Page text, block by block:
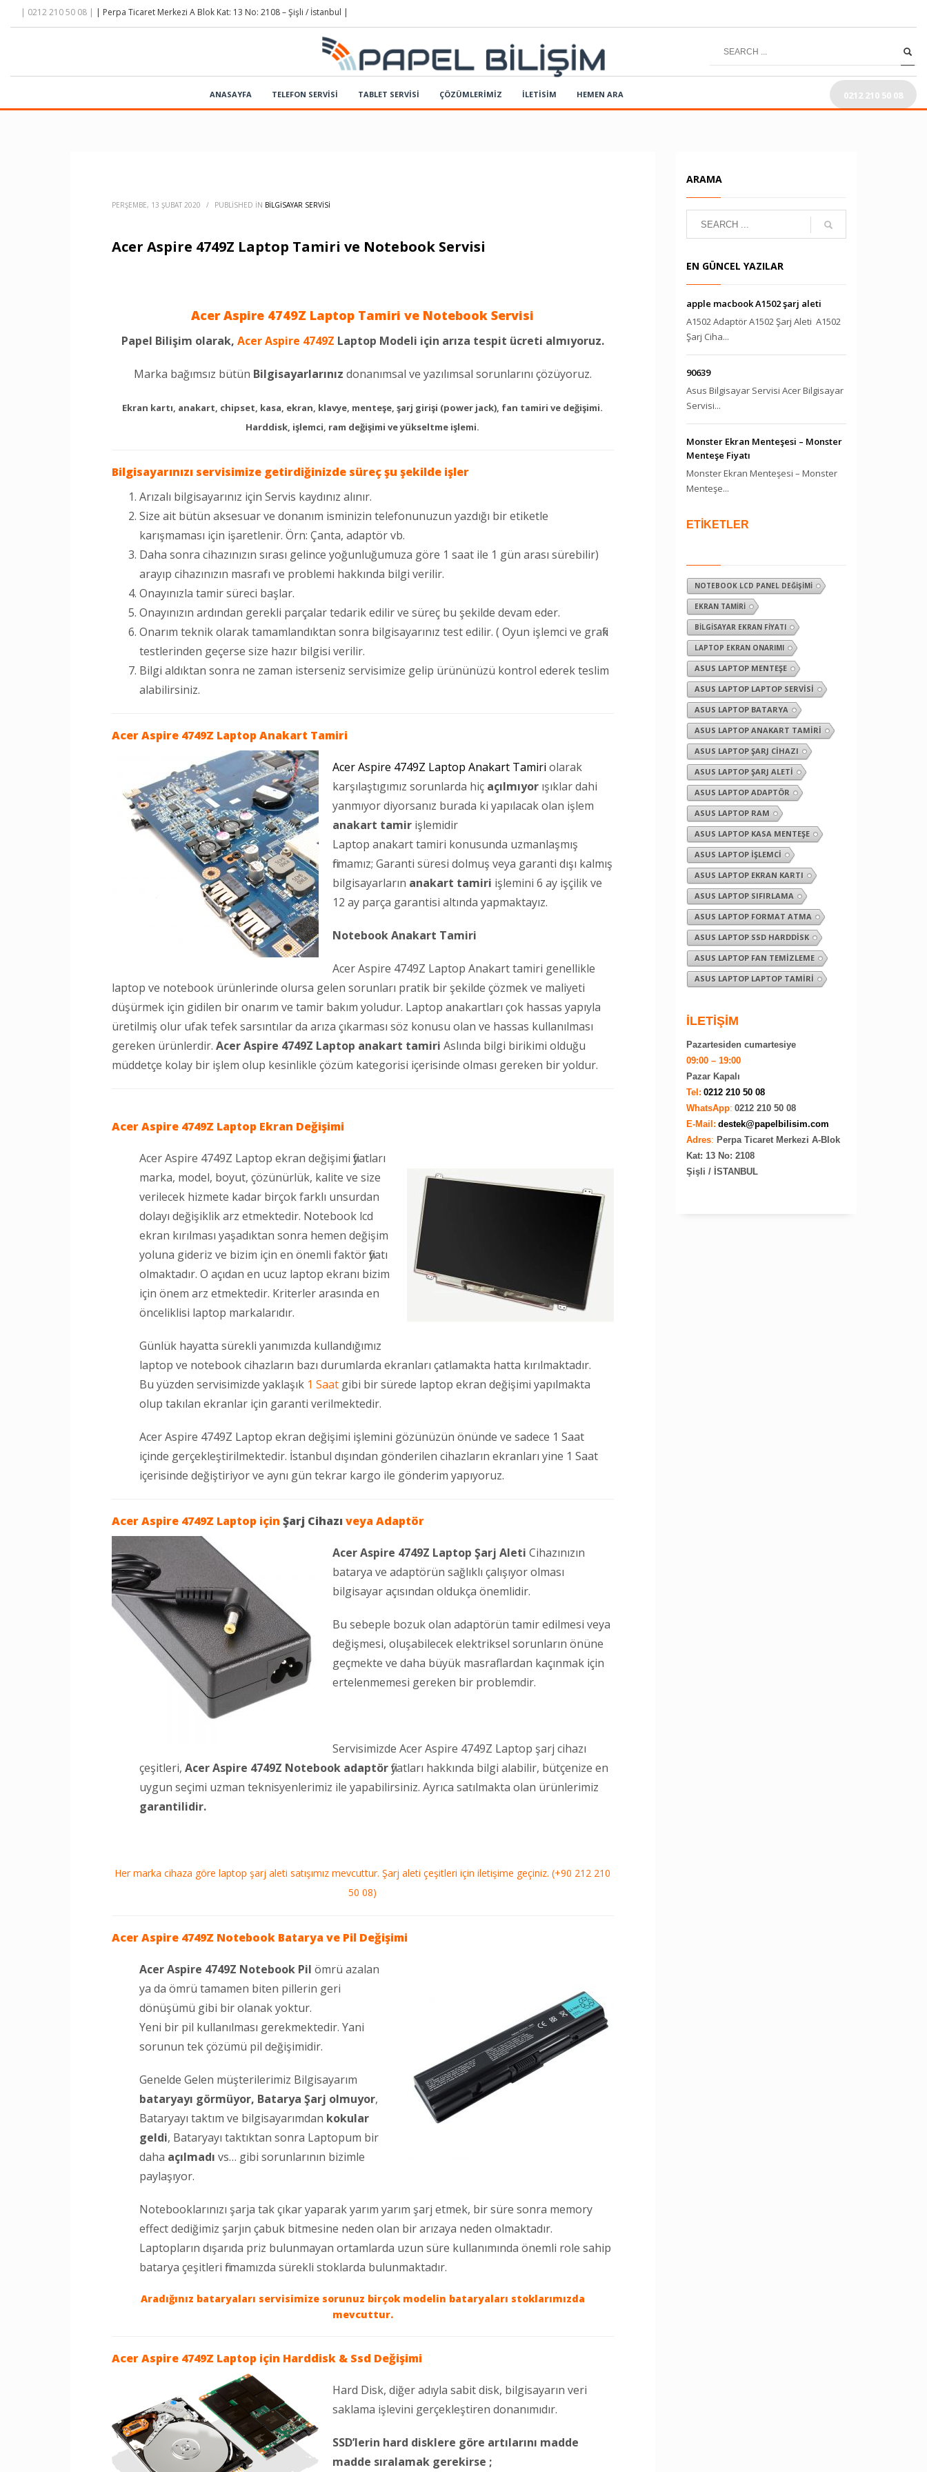
| 0212 210 50 08 | | Perpa Ticaret Merkezi A Blok Kat: 13 No: 2108 – Şişli / İstanbul |
ANASAYFA TELEFON SERVİSİ TABLET SERVİSİ ÇÖZÜMLERIMIZ İLETİSİM HEMEN ARA 0212 210 50 08
PERŞEMBE, 13 ŞUBAT 2020 / PUBLISHED IN BILGISAYAR SERVISI
Acer Aspire 4749Z Laptop Tamiri ve Notebook Servisi
Acer Aspire 4749Z Laptop Tamiri ve Notebook Servisi
Papel Bilişim olarak, Acer Aspire 4749Z Laptop Modeli için arıza tespit ücreti almıyoruz.
Marka bağımsız bütün Bilgisayarlarınız donanımsal ve yazılımsal sorunlarını çözüyoruz.
Ekran kartı, anakart, chipset, kasa, ekran, klavye, menteşe, şarj girişi (power jack), fan tamiri ve değişimi.
Harddisk, işlemci, ram değişimi ve yükseltme işlemi.
Bilgisayarınızı servisimize getirdiğinizde süreç şu şekilde işler
Arızalı bilgisayarınız için Servis kaydınız alınır.
Size ait bütün aksesuar ve donanım isminizin telefonunuzun yazdığı bir etiketle
karışmaması için işaretlenir. Örn: Çanta, adaptör vb.
Daha sonra cihazınızın sırası gelince yoğunluğumuza göre 1 saat ile 1 gün arası sürebilir)
arayıp cihazınızın masrafı ve problemi hakkında bilgi verilir.
Onayınızla tamir süreci başlar.
Onayınızın ardından gerekli parçalar tedarik edilir ve süreç bu şekilde devam eder.
Onarım teknik olarak tamamlandıktan sonra bilgisayarınız test edilir. ( Oyun işlemci ve grafik
testlerinden geçerse size hazır bilgisi verilir.
Bilgi aldıktan sonra ne zaman isterseniz servisimize gelip ürününüzü kontrol ederek teslim
alabilirsiniz.
Acer Aspire 4749Z Laptop Anakart Tamiri
Acer Aspire 4749Z Laptop Anakart Tamiri olarak
karşılaştıgımız sorunlarda hiç açılmıyor ışıklar dahi
yanmıyor diyorsanız burada ki yapılacak olan işlem
anakart tamir işlemidir
Laptop anakart tamiri konusunda uzmanlaşmış
firmamız; Garanti süresi dolmuş veya garanti dışı kalmış
bilgisayarların anakart tamiri işlemini 6 ay işçilik ve
12 ay parça garantisi altında yapmaktayız.
Notebook Anakart Tamiri
Acer Aspire 4749Z Laptop Anakart tamiri genellikle
laptop ve notebook ürünlerinde olursa gelen sorunları pratik bir şekilde çözmek ve maliyeti
düşürmek için gidilen bir onarım ve tamir bakım yoludur. Laptop anakartları çok hassas yapıyla
üretilmiş olur ufak tefek sarsıntılar da arıza çıkarması söz konusu olan ve hassas kullanılması
gereken ürünlerdir. Acer Aspire 4749Z Laptop anakart tamiri Aslında bilgi birikimi olduğu
müddetçe kolay bir işlem olup kesinlikle çözüm kategorisi içerisinde olması gereken bir yoldur.
Acer Aspire 4749Z Laptop Ekran Değişimi
Acer Aspire 4749Z Laptop ekran değişimi fiyatları
marka, model, boyut, çözünürlük, kalite ve size
verilecek hizmete kadar birçok farklı unsurdan
dolayı değişiklik arz etmektedir. Notebook lcd
ekran kırılması yaşadıktan sonra hemen değişim
yoluna gideriz ve bizim için en önemli faktör fiyatı
olmaktadır. O açıdan en ucuz laptop ekranı bizim
için önem arz etmektedir. Kriterler arasında en
önceliklisi laptop markalarıdır.
Günlük hayatta sürekli yanımızda kullandığımız
laptop ve notebook cihazların bazı durumlarda ekranları çatlamakta hatta kırılmaktadır.
Bu yüzden servisimizde yaklaşık 1 Saat gibi bir sürede laptop ekran değişimi yapılmakta
olup takılan ekranlar için garanti verilmektedir.
Acer Aspire 4749Z Laptop ekran değişimi işlemini gözünüzün önünde ve sadece 1 Saat
içinde gerçekleştirilmektedir. İstanbul dışından gönderilen cihazların ekranları yine 1 Saat
içerisinde değiştiriyor ve aynı gün tekrar kargo ile gönderim yapıyoruz.
Acer Aspire 4749Z Laptop için Şarj Cihazı veyaAdaptör
Acer Aspire 4749Z Laptop Şarj Aleti Cihazınızın
batarya ve adaptörün sağlıklı çalışıyor olması
bilgisayar açısından oldukça önemlidir.
Bu sebeple bozuk olan adaptörün tamir edilmesi veya
değişmesi, oluşabilecek elektriksel sorunların önüne
geçmekte ve daha büyük masraflardan kaçınmak için
ertelenmemesi gereken bir problemdir.
Servisimizde Acer Aspire 4749Z Laptop şarj cihazı
çeşitleri, Acer Aspire 4749Z Notebook adaptörfiyatları hakkında bilgi alabilir, bütçenize en
uygun seçimi uzman teknisyenlerimiz ile yapabilirsiniz. Ayrıca satılmakta olan ürünlerimiz
garantilidir.
Her marka cihaza göre laptop şarj aleti satışımız mevcuttur. Şarj aleti çeşitleri için iletişime geçiniz. (+90 212 210
50 08)
Acer Aspire 4749Z Notebook Batarya ve Pil Değişimi
Acer Aspire 4749Z Notebook Pil ömrü azalan
ya da ömrü tamamen biten pillerin geri
dönüşümü gibi bir olanak yoktur.
Yeni bir pil kullanılması gerekmektedir. Yani
sorunun tek çözümü pil değişimidir.
Genelde Gelen müşterilerimiz Bilgisayarım
bataryayı görmüyor, Batarya Şarj olmuyor,
Bataryayı taktım ve bilgisayarımdan kokular
geldi, Bataryayı taktıktan sonra Laptopum bir
daha açılmadı vs… gibi sorunlarının bizimle
paylaşıyor.
Notebooklarınızı şarja tak çıkar yaparak yarım yarım şarj etmek, bir süre sonra memory
effect dediğimiz şarjın çabuk bitmesine neden olan bir arızaya neden olmaktadır.
Laptopların dışarıda priz bulunmayan ortamlarda uzun süre kullanımında önemli role sahip
batarya çeşitleri firmamızda sürekli stoklarda bulunmaktadır.
Aradığınız bataryaları servisimize sorunuz birçok modelin bataryaları stoklarımızda
mevcuttur.
Acer Aspire 4749Z Laptop için Harddisk & Ssd Değişimi
Hard Disk, diğer adıyla sabit disk, bilgisayarın veri
saklama işlevini gerçekleştiren donanımıdır.
SSD’lerin hard disklere göre artılarını madde
madde sıralamak gerekirse ;
ARAMA
EN GÜNCEL YAZILAR
apple macbook A1502 şarj aleti
A1502 Adaptör A1502 Şarj Aleti A1502
Şarj Ciha...
90639
Asus Bilgisayar Servisi Acer Bilgisayar
Servisi...
Monster Ekran Menteşesi – Monster
Menteşe Fiyatı
Monster Ekran Menteşesi – Monster
Menteşe...
ETİKETLER
NOTEBOOK LCD PANEL DEĞIŞIMI
EKRAN TAMIRI
BILGISAYAR EKRAN FIYATI
LAPTOP EKRAN ONARIMI
ASUS LAPTOP MENTEŞE
ASUS LAPTOP LAPTOP SERVISI
ASUS LAPTOP BATARYA
ASUS LAPTOP ANAKART TAMIRI
ASUS LAPTOP ŞARJ CIHAZI
ASUS LAPTOP ŞARJ ALETI
ASUS LAPTOP ADAPTÖR
ASUS LAPTOP RAM
ASUS LAPTOP KASA MENTEŞE
ASUS LAPTOP İŞLEMCI
ASUS LAPTOP EKRAN KARTI
ASUS LAPTOP SIFIRLAMA
ASUS LAPTOP FORMAT ATMA
ASUS LAPTOP SSD HARDDISK
ASUS LAPTOP FAN TEMIZLEME
ASUS LAPTOP LAPTOP TAMIRI
İLETİŞİM
Pazartesiden cumartesiye
09:00 – 19:00
Pazar Kapalı
Tel: 0212 210 50 08
WhatsApp: 0212 210 50 08
E-Mail: destek@papelbilisim.com
Adres: Perpa Ticaret Merkezi A-Blok
Kat: 13 No: 2108
Şişli / İSTANBUL